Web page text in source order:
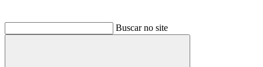
Buscar no site